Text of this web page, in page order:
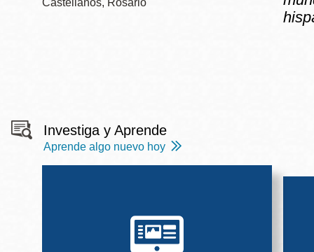
Castellanos, Rosario
Investiga y Aprende
Aprende algo nuevo hoy